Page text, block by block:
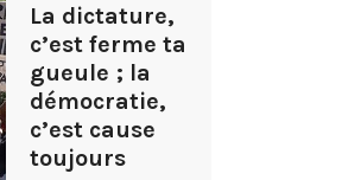
La dictature,
c’est ferme ta
gueule ; la
démocratie,
c’est cause
toujours